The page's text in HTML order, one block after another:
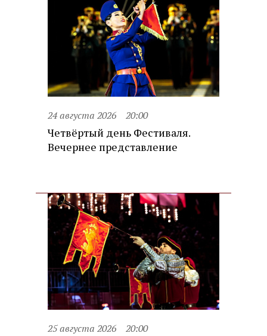
24 августа 2026 20:00
Четвёртый день Фестиваля.
Вечернее представление
25 августа 2026 20:00